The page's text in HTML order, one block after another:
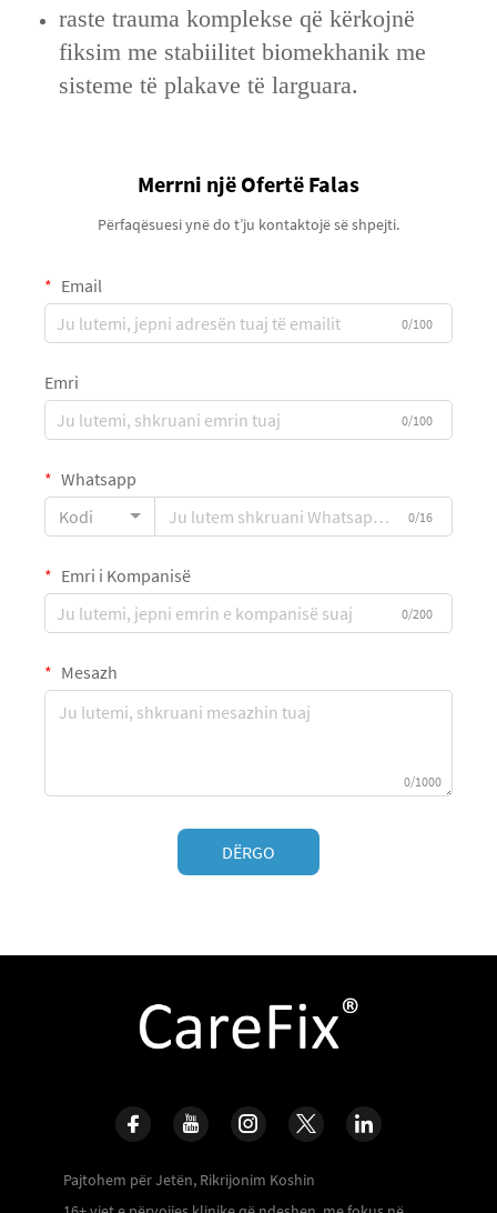
raste trauma komplekse që kërkojnë
fiksim me stabiilitet biomekhanik me
sisteme të plakave të larguara.
Merrni një Ofertë Falas
Përfaqësuesi ynë do t’ju kontaktojë së shpejti.
Email
0/100
Emri
0/100
Whatsapp
Kodi
0/16
Emri i Kompanisë
0/200
Mesazh
0/1000
DËRGO
Pajtohem për Jetën, Rikrijonim Koshin